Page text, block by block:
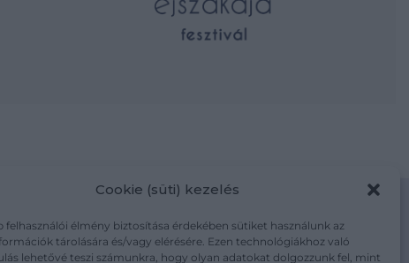
Cookie (süti) kezelés
felhasználói élmény biztosítása érdekében sütiket használunk az
tárolására és/vagy elérésére. Ezen technológiákhoz való
lehetővé teszi számunkra, hogy olyan adatokat dolgozzunk fel, mint
adatkezelesi-tajekoztato/